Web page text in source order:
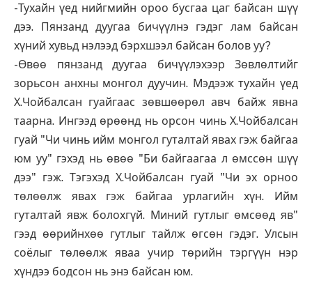
-Тухайн үед нийгмийн ороо бусгаа цаг байсан шүү
дээ. Пянзанд дуугаа бичүүлнэ гэдэг лам байсан
хүний хувьд нэлээд бэрхшээл байсан болов уу?
-Өвөө пянзанд дуугаа бичүүлэхээр Зөвлөлтийг
зорьсон анхны монгол дуучин. Мэдээж тухайн үед
Х.Чойбалсан гуайгаас зөвшөөрөл авч байж явна
таарна. Ингээд өрөөнд нь орсон чинь Х.Чойбалсан
гуай "Чи чинь ийм монгол гуталтай явах гэж байгаа
юм уу" гэхэд нь өвөө "Би байгаагаа л өмссөн шүү
дээ" гэж. Тэгэхэд Х.Чойбалсан гуай "Чи эх орноо
төлөөлж явах гэж байгаа урлагийн хүн. Ийм
гуталтай явж болохгүй. Миний гутлыг өмсөөд яв"
гээд өөрийнхөө гутлыг тайлж өгсөн гэдэг. Улсын
соёлыг төлөөлж яваа учир төрийн тэргүүн нэр
хүндээ бодсон нь энэ байсан юм.